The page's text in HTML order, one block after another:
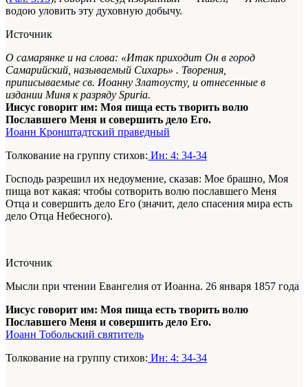
водою уловить эту духовную добычу.
Источник
О самарянке и на слова: «Итак приходит Он в город
Самарийский, называемый Сихарь» . Творения,
приписываемые св. Иоанну Златоусту, и отнесенные в
издании Миня к разряду Spuria.
Иисус говорит им: Моя пища есть творить волю
Пославшего Меня и совершить дело Его.
Иоанн Кронштадтский праведный
Толкование на группу стихов: Ин: 4: 34-34
Господь разрешил их недоумение, сказав: Мое брашно, Моя
пища вот какая: чтобы сотворить волю пославшего Меня
Отца и совершить дело Его (значит, дело спасения мира есть
дело Отца Небесного).
Источник
Мысли при чтении Евангелия от Иоанна. 26 января 1857 года
Иисус говорит им: Моя пища есть творить волю
Пославшего Меня и совершить дело Его.
Иоанн Тобольский святитель
Толкование на группу стихов: Ин: 4: 34-34